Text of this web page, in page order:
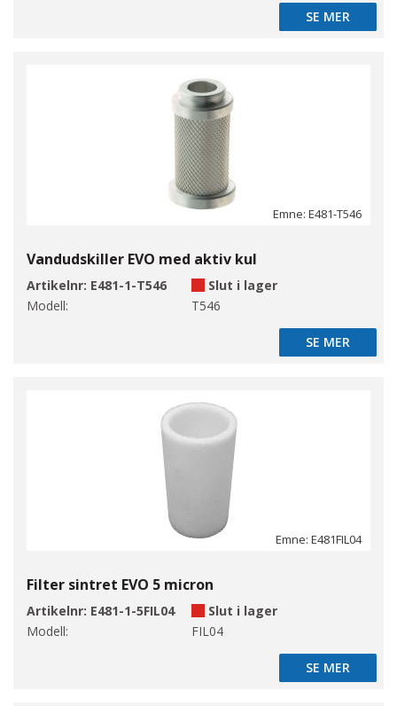
SE MER
SE MER
Emne: E481-T546
Vandudskiller EVO med aktiv kul
Artikelnr: E481-1-T546
Slut i lager
Modell:
T546
SE MER
SE MER
Emne: E481FIL04
Filter sintret EVO 5 micron
Artikelnr: E481-1-5FIL04
Slut i lager
Modell:
FIL04
SE MER
SE MER